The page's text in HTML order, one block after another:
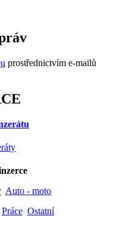
prostřednictvím e-mailů
Auto - moto
Práce Ostatní